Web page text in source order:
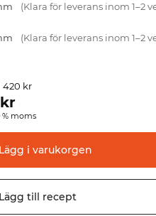
(Klara för leverans inom 1–2
(Klara för leverans inom 1–2
420 kr
kr
% moms
Lägg i varukorgen
Lägg till recept